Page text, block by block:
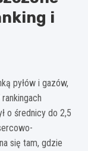
i
pyłów i gazów,
o średnicy do 2,5
się tam, gdzie